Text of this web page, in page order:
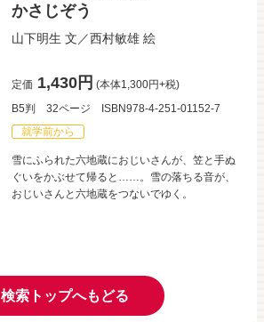
かさじぞう
山下明生 文／西村敏雄 絵
定価 1,430円 (本体1,300円+税)
B5判
32ページ
ISBN978-4-251-01152-7
就学前から
雪にふられた六地蔵におじいさんが、笠と手ぬ
ぐいをかぶせて帰ると……。雪の落ちる音が、
おじいさんと六地蔵をつないでゆく。
検索トップへもどる